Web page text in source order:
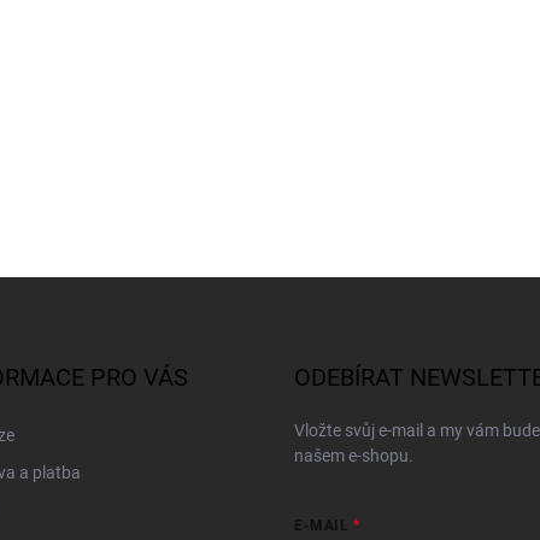
PRO VÁS
a platba
ODEBÍRAT
Vložte svůj e-mail a my vám
našem e-shopu.
E-MAIL